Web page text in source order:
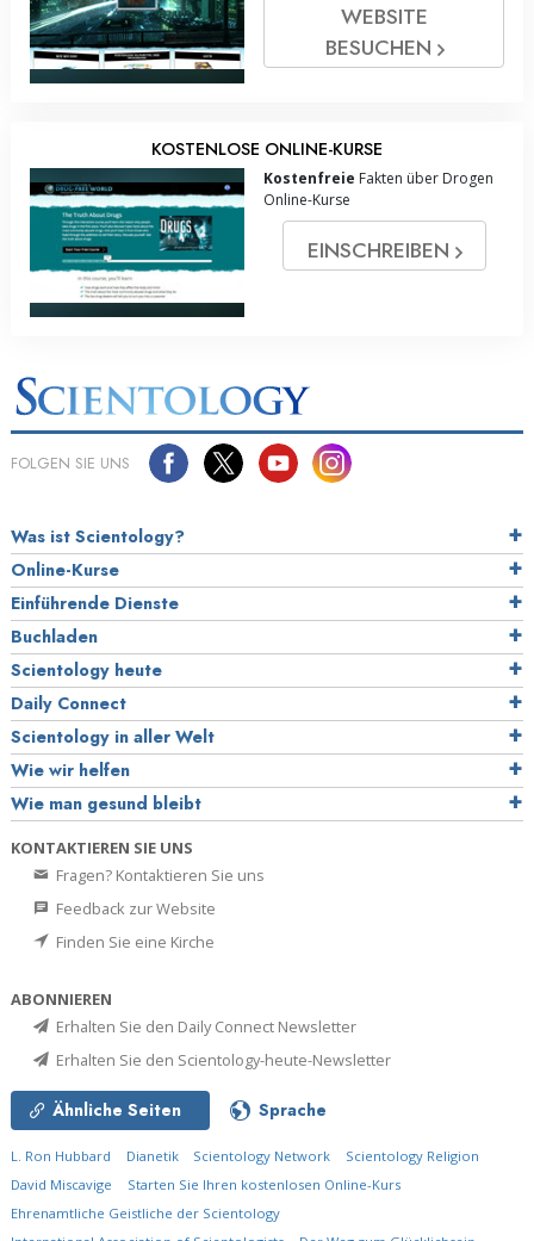
WEBSITE
BESUCHEN
KOSTENLOSE ONLINE-KURSE
Kostenfreie Fakten über Drogen
Online-Kurse
EINSCHREIBEN
FOLGEN SIE UNS
Was ist Scientology?
Online-Kurse
Einführende Dienste
Buchladen
Scientology heute
Daily Connect
Scientology in aller Welt
Wie wir helfen
Wie man gesund bleibt
KONTAKTIEREN SIE UNS
Fragen? Kontaktieren Sie uns
Feedback zur Website
Finden Sie eine Kirche
ABONNIEREN
Erhalten Sie den Daily Connect Newsletter
Erhalten Sie den Scientology-heute-Newsletter
Ähnliche Seiten Sprache
L. Ron Hubbard Dianetik Scientology Network
Scientology Religion
David Miscavige
Starten Sie Ihren kostenlosen Online-Kurs
Ehrenamtliche Geistliche der Scientology